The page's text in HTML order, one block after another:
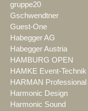
gruppe20
Gschwendtner
Guest-One
Habegger AG
Habegger Austria
HAMBURG OPEN
HAMKE Event-Technik
HARMAN Professional
Harmonic Design
Harmonic Sound